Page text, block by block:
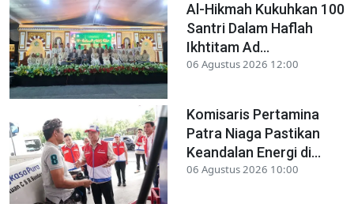
Al-Hikmah Kukuhkan 100
Santri Dalam Haflah
Ikhtitam Ad...
06 Agustus 2026 12:00
Komisaris Pertamina
Patra Niaga Pastikan
Keandalan Energi di...
06 Agustus 2026 10:00